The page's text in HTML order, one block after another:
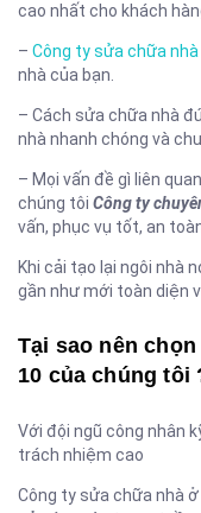
cao nhất cho khách
– Công ty sửa chữa nhà
nhà của bạn.
– Cách sửa chữa nhà
nhà nhanh chóng và
– Mọi vấn đề gì liên
chúng tôi Công ty
vấn, phục vụ tốt, an
Khi cải tạo lại ngôi nhà
gần như mới toàn diện
Tại sao nên
10 của chúng tôi
Với đội ngũ công nhân
trách nhiệm cao
Công ty sửa chữa nhà